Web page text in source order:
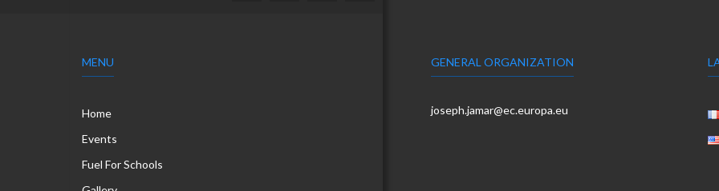
MENU
Home
Events
Fuel For Schools
GENERAL ORGANIZATION
joseph.jamar@ec.europa.eu